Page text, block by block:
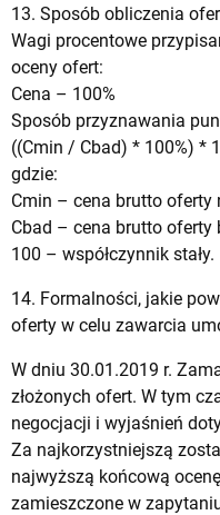
13. Sposób obliczenia
Wagi procentowe
oceny ofert:
Cena – 100%
Sposób przyznawania
((Cmin / Cbad) * 100%) *
gdzie:
Cmin – cena brutto oferty
Cbad – cena brutto oferty
100 – współczynnik stały.
14. Formalności, jakie
oferty w celu zawarcia
W dniu 30.01.2019 r.
złożonych ofert. W tym
negocjacji i wyjaśnień
Za najkorzystniejszą
najwyższą końcową
zamieszczone w